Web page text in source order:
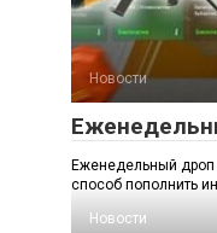
Новости
Еженедельный
способ пополнить
Новости